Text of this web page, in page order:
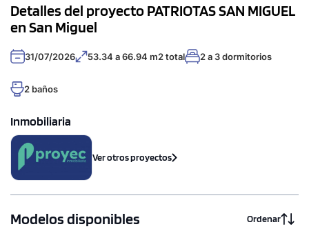
Detalles del proyecto PATRIOTAS SAN MIGUEL
en San Miguel
31/07/2026 53.34 a 66.94 m2 total 2 a 3 dormitorios
2 baños
Inmobiliaria
Ver otros proyectos
Modelos disponibles Ordenar